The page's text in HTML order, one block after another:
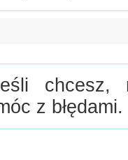
chcesz,
z błędami.